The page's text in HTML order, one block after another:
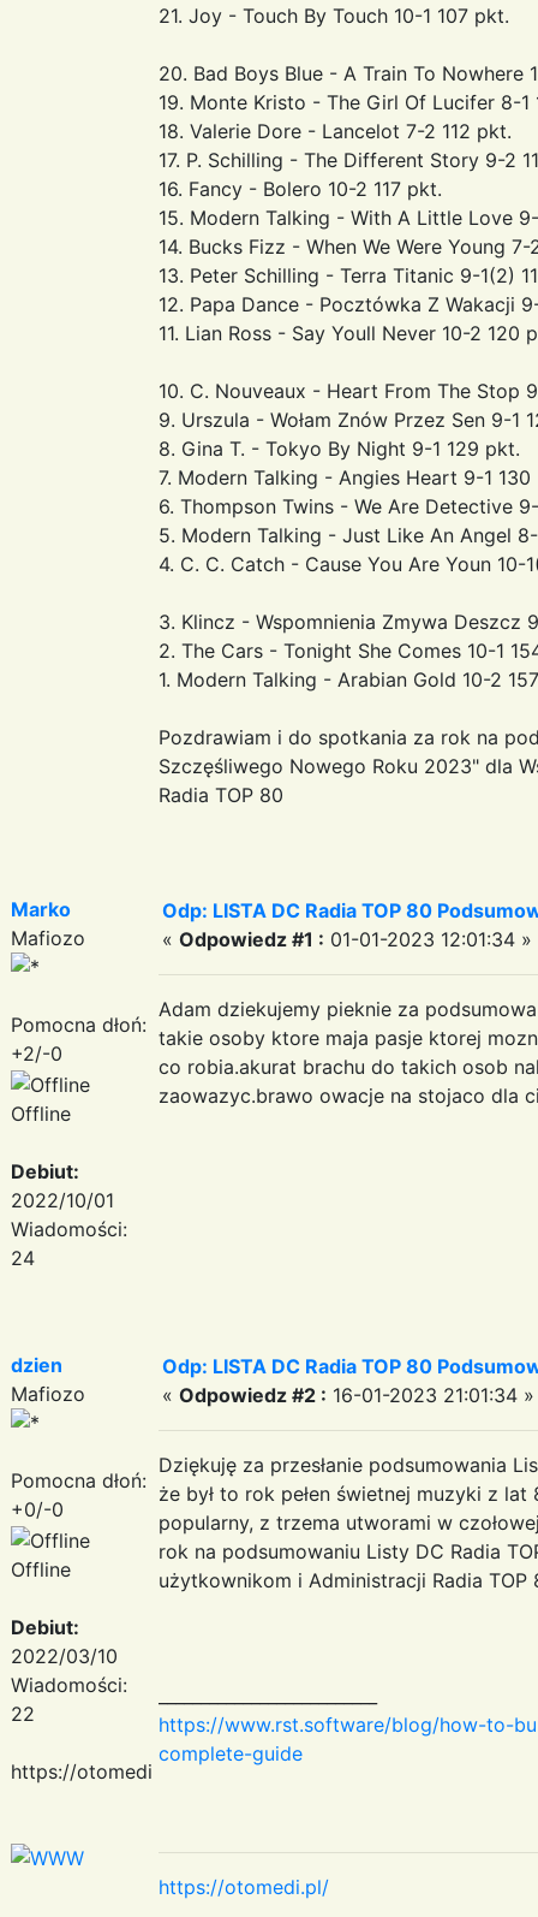
21. Joy - Touch By Touch 10-1 107 pkt.
20. Bad Boys Blue - A Train To Nowhere
19. Monte Kristo - The Girl Of Lucifer 8-1
18. Valerie Dore - Lancelot 7-2 112 pkt.
17. P. Schilling - The Different Story 9-2
16. Fancy - Bolero 10-2 117 pkt.
15. Modern Talking - With A Little Love
14. Bucks Fizz - When We Were Young 7-
13. Peter Schilling - Terra Titanic 9-1(2)
12. Papa Dance - Pocztówka Z Wakacji
11. Lian Ross - Say Youll Never 10-2 120
10. C. Nouveaux - Heart From The Stop
9. Urszula - Wołam Znów Przez Sen 9-1
8. Gina T. - Tokyo By Night 9-1 129 pkt.
7. Modern Talking - Angies Heart 9-1 130
6. Thompson Twins - We Are Detective
5. Modern Talking - Just Like An Angel
4. C. C. Catch - Cause You Are Youn 10-
3. Klincz - Wspomnienia Zmywa Deszcz
2. The Cars - Tonight She Comes 10-1
1. Modern Talking - Arabian Gold 10-2
Pozdrawiam i do spotkania za rok na
Szczęśliwego Nowego Roku 2023" dla
Radia TOP 80
Marko
Mafiozo
Pomocna dłoń:
+2/-0
Offline
Debiut:
2022/10/01
Wiadomości:
24
Odp: LISTA DC Radia TOP 80
« Odpowiedz #1 : 01-01-2023 12:01:34 »
Adam dziekujemy pieknie za
takie osoby ktore maja pasje ktorej
co robia.akurat brachu do takich osob
zaowazyc.brawo owacje na stojaco dla
dzien
Mafiozo
Pomocna dłoń:
+0/-0
Offline
Debiut:
2022/03/10
Wiadomości:
22
https://otomedi.pl/
Odp: LISTA DC Radia TOP 80
« Odpowiedz #2 : 16-01-2023 21:01:34 »
Dziękuję za przesłanie podsumowania
że był to rok pełen świetnej muzyki z
popularny, z trzema utworami w
rok na podsumowaniu Listy DC Radia
użytkownikom i Administracji Radia
https://www.rst.software/blog/how-to-
complete-guide
https://otomedi.pl/